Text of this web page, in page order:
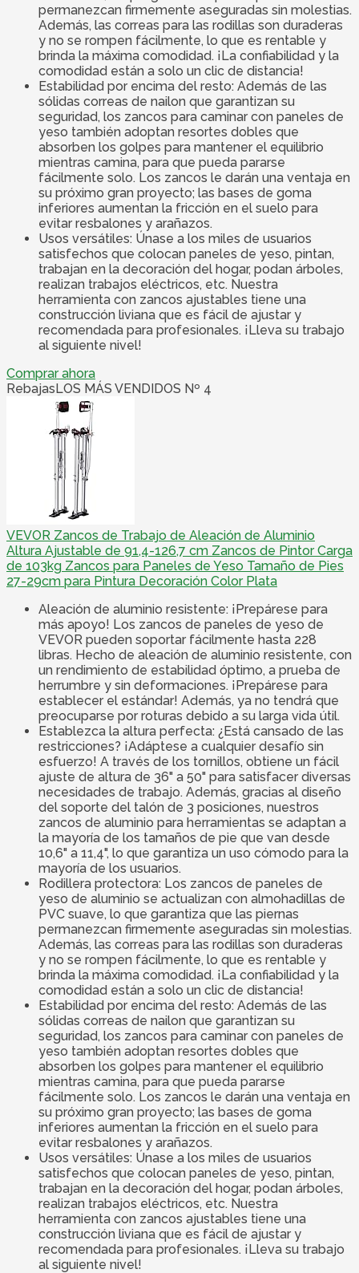
permanezcan firmemente aseguradas sin molestias.
Además, las correas para las rodillas son duraderas
y no se rompen fácilmente, lo que es rentable y
brinda la máxima comodidad. ¡La confiabilidad y la
comodidad están a solo un clic de distancia!
Estabilidad por encima del resto: Además de las
sólidas correas de nailon que garantizan su
seguridad, los zancos para caminar con paneles de
yeso también adoptan resortes dobles que
absorben los golpes para mantener el equilibrio
mientras camina, para que pueda pararse
fácilmente solo. Los zancos le darán una ventaja en
su próximo gran proyecto; las bases de goma
inferiores aumentan la fricción en el suelo para
evitar resbalones y arañazos.
Usos versátiles: Únase a los miles de usuarios
satisfechos que colocan paneles de yeso, pintan,
trabajan en la decoración del hogar, podan árboles,
realizan trabajos eléctricos, etc. Nuestra
herramienta con zancos ajustables tiene una
construcción liviana que es fácil de ajustar y
recomendada para profesionales. ¡Lleva su trabajo
al siguiente nivel!
Comprar ahora
RebajasLOS MÁS VENDIDOS Nº 4
VEVOR Zancos de Trabajo de Aleación de Aluminio
Altura Ajustable de 91,4-126,7 cm Zancos de Pintor Carga
de 103kg Zancos para Paneles de Yeso Tamaño de Pies
27-29cm para Pintura Decoración Color Plata
Aleación de aluminio resistente: ¡Prepárese para
más apoyo! Los zancos de paneles de yeso de
VEVOR pueden soportar fácilmente hasta 228
libras. Hecho de aleación de aluminio resistente, con
un rendimiento de estabilidad óptimo, a prueba de
herrumbre y sin deformaciones. ¡Prepárese para
establecer el estándar! Además, ya no tendrá que
preocuparse por roturas debido a su larga vida útil.
Establezca la altura perfecta: ¿Está cansado de las
restricciones? ¡Adáptese a cualquier desafío sin
esfuerzo! A través de los tornillos, obtiene un fácil
ajuste de altura de 36" a 50" para satisfacer diversas
necesidades de trabajo. Además, gracias al diseño
del soporte del talón de 3 posiciones, nuestros
zancos de aluminio para herramientas se adaptan a
la mayoría de los tamaños de pie que van desde
10,6" a 11,4", lo que garantiza un uso cómodo para la
mayoría de los usuarios.
Rodillera protectora: Los zancos de paneles de
yeso de aluminio se actualizan con almohadillas de
PVC suave, lo que garantiza que las piernas
permanezcan firmemente aseguradas sin molestias.
Además, las correas para las rodillas son duraderas
y no se rompen fácilmente, lo que es rentable y
brinda la máxima comodidad. ¡La confiabilidad y la
comodidad están a solo un clic de distancia!
Estabilidad por encima del resto: Además de las
sólidas correas de nailon que garantizan su
seguridad, los zancos para caminar con paneles de
yeso también adoptan resortes dobles que
absorben los golpes para mantener el equilibrio
mientras camina, para que pueda pararse
fácilmente solo. Los zancos le darán una ventaja en
su próximo gran proyecto; las bases de goma
inferiores aumentan la fricción en el suelo para
evitar resbalones y arañazos.
Usos versátiles: Únase a los miles de usuarios
satisfechos que colocan paneles de yeso, pintan,
trabajan en la decoración del hogar, podan árboles,
realizan trabajos eléctricos, etc. Nuestra
herramienta con zancos ajustables tiene una
construcción liviana que es fácil de ajustar y
recomendada para profesionales. ¡Lleva su trabajo
al siguiente nivel!